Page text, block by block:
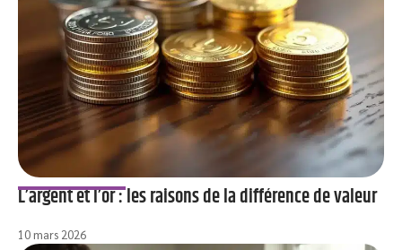
L’argent et l’or : les raisons de la différence de valeur
10 mars 2026